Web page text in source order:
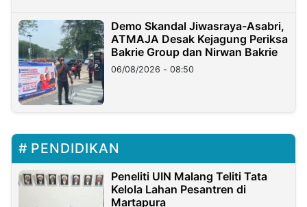
Demo Skandal Jiwasraya-Asabri,
ATMAJA Desak Kejagung Periksa
Bakrie Group dan Nirwan Bakrie
06/08/2026 - 08:50
PENDIDIKAN
Peneliti UIN Malang Teliti Tata
Kelola Lahan Pesantren di
Martapura